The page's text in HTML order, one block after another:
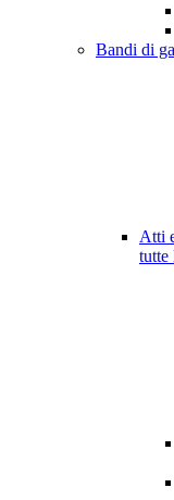
Bandi di
Atti
tutte